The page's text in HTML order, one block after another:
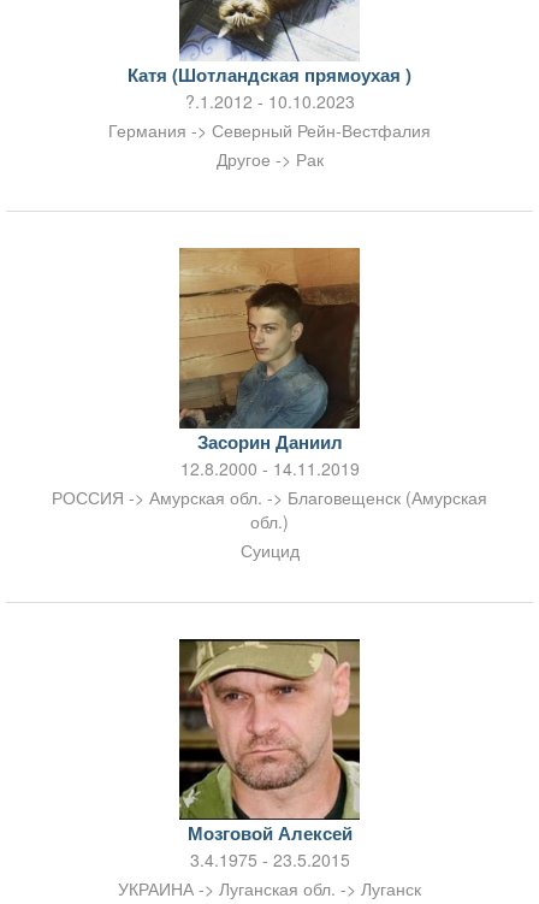
Катя (Шотландская прямоухая )
?.1.2012 - 10.10.2023
Германия -> Северный Рейн-Вестфалия
Другое -> Рак
Засорин Даниил
12.8.2000 - 14.11.2019
РОССИЯ -> Амурская обл. -> Благовещенск (Амурская
обл.)
Суицид
Мозговой Алексей
3.4.1975 - 23.5.2015
УКРАИНА -> Луганская обл. -> Луганск